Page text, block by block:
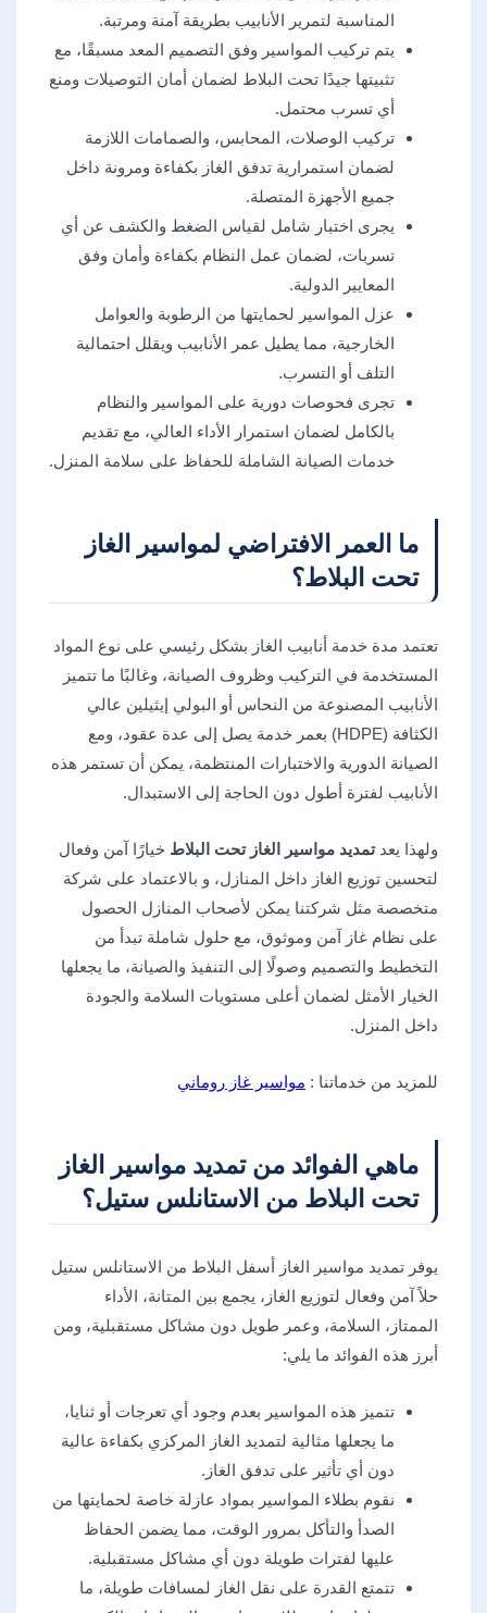
المناسبة لتمرير الأنابيب بطريقة آمنة ومرتبة.
يتم تركيب المواسير وفق التصميم المعد مسبقًا، مع
تثبيتها جيدًا تحت البلاط لضمان أمان التوصيلات ومنع
أي تسرب محتمل.
تركيب الوصلات، المحابس، والصمامات اللازمة
لضمان استمرارية تدفق الغاز بكفاءة ومرونة داخل
جميع الأجهزة المتصلة.
يجرى اختبار شامل لقياس الضغط والكشف عن أي
تسربات، لضمان عمل النظام بكفاءة وأمان وفق
المعايير الدولية.
عزل المواسير لحمايتها من الرطوبة والعوامل
الخارجية، مما يطيل عمر الأنابيب ويقلل احتمالية
التلف أو التسرب.
تجرى فحوصات دورية على المواسير والنظام
بالكامل لضمان استمرار الأداء العالي، مع تقديم
خدمات الصيانة الشاملة للحفاظ على سلامة المنزل.
ما العمر الافتراضي لمواسير الغاز
تحت البلاط؟
تعتمد مدة خدمة أنابيب الغاز بشكل رئيسي على نوع المواد
المستخدمة في التركيب وظروف الصيانة، وغالبًا ما تتميز
الأنابيب المصنوعة من النحاس أو البولي إيثيلين عالي
الكثافة (HDPE) بعمر خدمة يصل إلى عدة عقود، ومع
الصيانة الدورية والاختبارات المنتظمة، يمكن أن تستمر هذه
الأنابيب لفترة أطول دون الحاجة إلى الاستبدال.
ولهذا يعدتمديد مواسير الغاز تحت البلاط خيارًا آمن وفعال
لتحسين توزيع الغاز داخل المنازل، و بالاعتماد على شركة
متخصصة مثل شركتنا يمكن لأصحاب المنازل الحصول
على نظام غاز آمن وموثوق، مع حلول شاملة تبدأ من
التخطيط والتصميم وصولًا إلى التنفيذ والصيانة، ما يجعلها
الخيار الأمثل لضمان أعلى مستويات السلامة والجودة
داخل المنزل.
للمزيد من خدماتنا : مواسير غاز روماني
ماهي الفوائد من تمديد مواسير الغاز
تحت البلاط من الاستانلس ستيل؟
يوفر تمديد مواسير الغاز أسفل البلاط من الاستانلس ستيل
حلاً آمن وفعال لتوزيع الغاز، يجمع بين المتانة، الأداء
الممتاز، السلامة، وعمر طويل دون مشاكل مستقبلية، ومن
أبرز هذه الفوائد ما يلي:
تتميز هذه المواسير بعدم وجود أي تعرجات أو ثنايا،
ما يجعلها مثالية لتمديد الغاز المركزي بكفاءة عالية
دون أي تأثير على تدفق الغاز.
نقوم بطلاء المواسير بمواد عازلة خاصة لحمايتها من
الصدأ والتأكل بمرور الوقت، مما يضمن الحفاظ
عليها لفترات طويلة دون أي مشاكل مستقبلية.
تتمتع القدرة على نقل الغاز لمسافات طويلة، ما